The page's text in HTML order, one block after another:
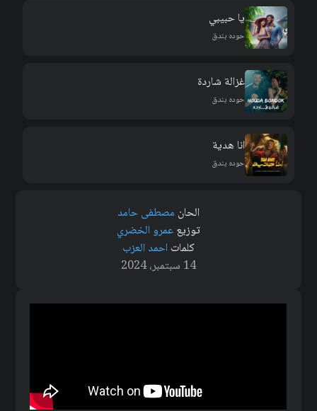
يا حبيبي
حوده بندق
غزالة شاردة
حوده بندق
انا هدية
حوده بندق
الحان مصطفى حامد
توزيععمرو الخضري
كلمات احمد العزب
14 سبتمبر، 2024